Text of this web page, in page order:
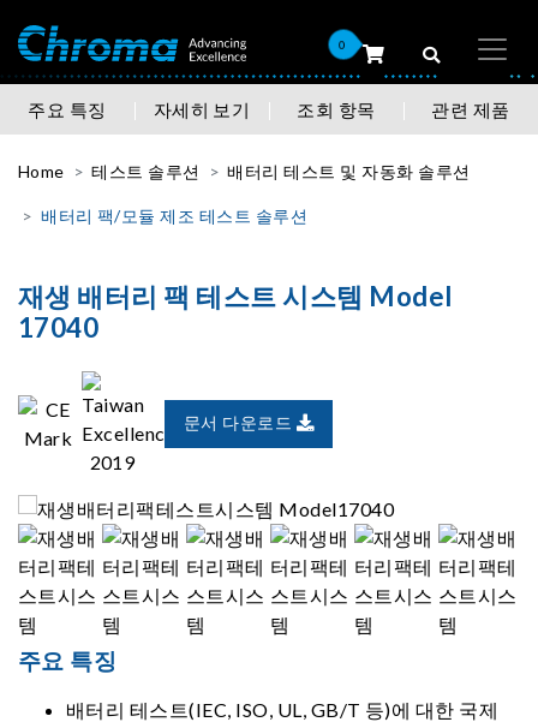
0
주요 특징 자세히 보기 조회 항목 관련 제품
Home 테스트 솔루션 배터리 테스트 및 자동화 솔루션
배터리 팩/모듈 제조 테스트 솔루션
재생 배터리 팩 테스트 시스템 Model
17040
문서 다운로드
주요 특징
배터리 테스트(IEC, ISO, UL, GB/T 등)에 대한 국제